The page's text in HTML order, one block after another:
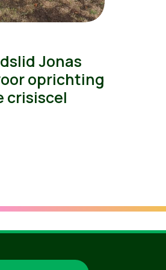
Jonas
oprichting
crisiscel